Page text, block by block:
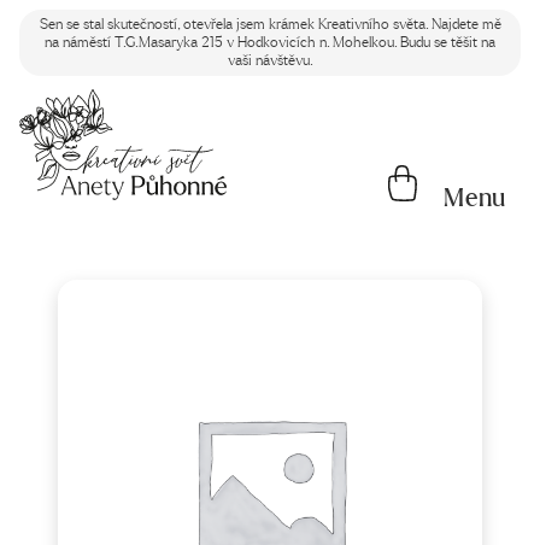
Sen se stal skutečností, otevřela jsem krámek Kreativního světa. Najdete mě
na náměstí T.G.Masaryka 215 v Hodkovicích n. Mohelkou. Budu se těšit na
vaši návštěvu.
Menu